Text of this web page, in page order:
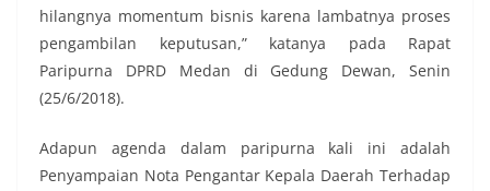
hilangnya momentum bisnis karena lambatnya proses
pengambilan keputusan,” katanya pada Rapat
Paripurna DPRD Medan di Gedung Dewan, Senin
(25/6/2018).
Adapun agenda dalam paripurna kali ini adalah
Penyampaian Nota Pengantar Kepala Daerah Terhadap